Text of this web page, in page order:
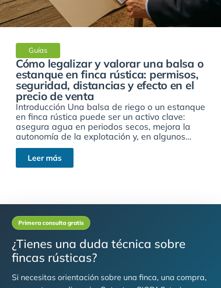
Guías
Cómo legalizar y valorar una balsa o
estanque en finca rústica: permisos,
seguridad, distancias y efecto en el
precio de venta
Introducción Una balsa de riego o un estanque
en finca rústica puede ser un activo clave:
asegura agua en periodos secos, mejora la
autonomía de la explotación y, en algunos...
Leer más
Primera consulta gratis
¿Tienes una duda técnica sobre
fincas rústicas?
Si necesitas orientación sobre una finca, una compra,